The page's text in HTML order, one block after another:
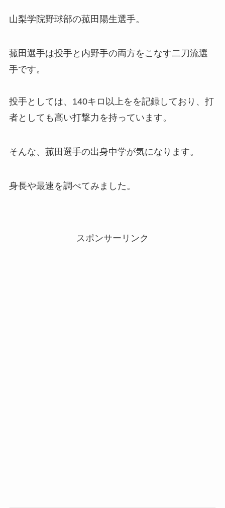
山梨学院野球部の菰田陽生選手。
菰田選手は投手と内野手の両方をこなす二刀流選
手です。
投手としては、140キロ以上をを記録しており、打
者としても高い打撃力を持っています。
そんな、菰田選手の出身中学が気になります。
身長や最速を調べてみました。
スポンサーリンク